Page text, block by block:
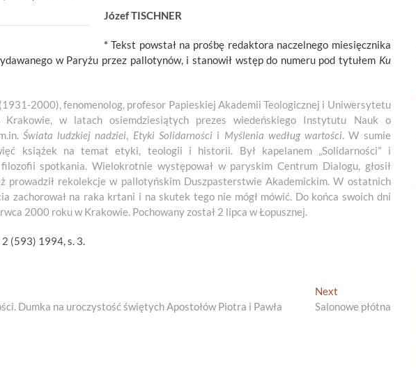
Józef TISCHNER
*Tekst powstał na prośbę redaktora naczelnego miesięcznika
w Paryżu przez pallotynów, i stanowił wstęp do numeru pod tytułem Ku
2000), fenomenolog, profesor Papieskiej Akademii Teologicznej i Uniwersytetu
Krakowie, w latach osiemdziesiątych prezes wiedeńskiego Instytutu Nauk o
Świata ludzkiej nadziei, Etyki Solidarnościi Myślenia według wartości. W sumie
książek na temat etyki, teologii i historii. Był kapelanem „Solidarności” i
spotkania. Wielokrotnie występował w paryskim Centrum Dialogu, głosił
prowadził rekolekcje w pallotyńskim Duszpasterstwie Akademickim. W ostatnich
zachorował na raka krtani i na skutek tego nie mógł mówić. Do końca swoich dni
2000 roku w Krakowie. Pochowany został 2 lipca w Łopusznej.
2 (593) 1994, s. 3.
Dumka na uroczystość świętych Apostołów Piotra i Pawła
NextNext
post:
Salonowe płótna